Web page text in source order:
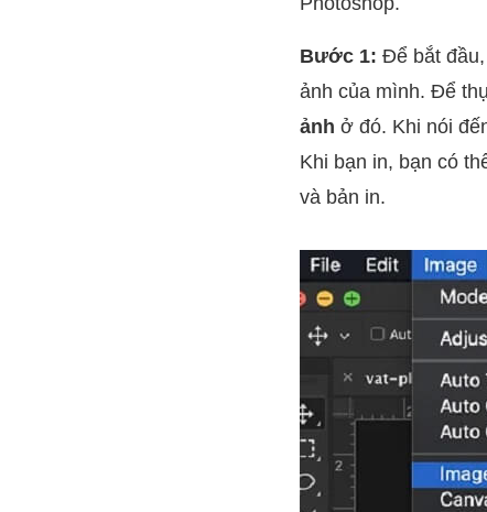
Bước 1: Để bắt
ảnh của mình. Để
ảnh ở đó. Khi nói
Khi bạn in, bạn có
và bản in.